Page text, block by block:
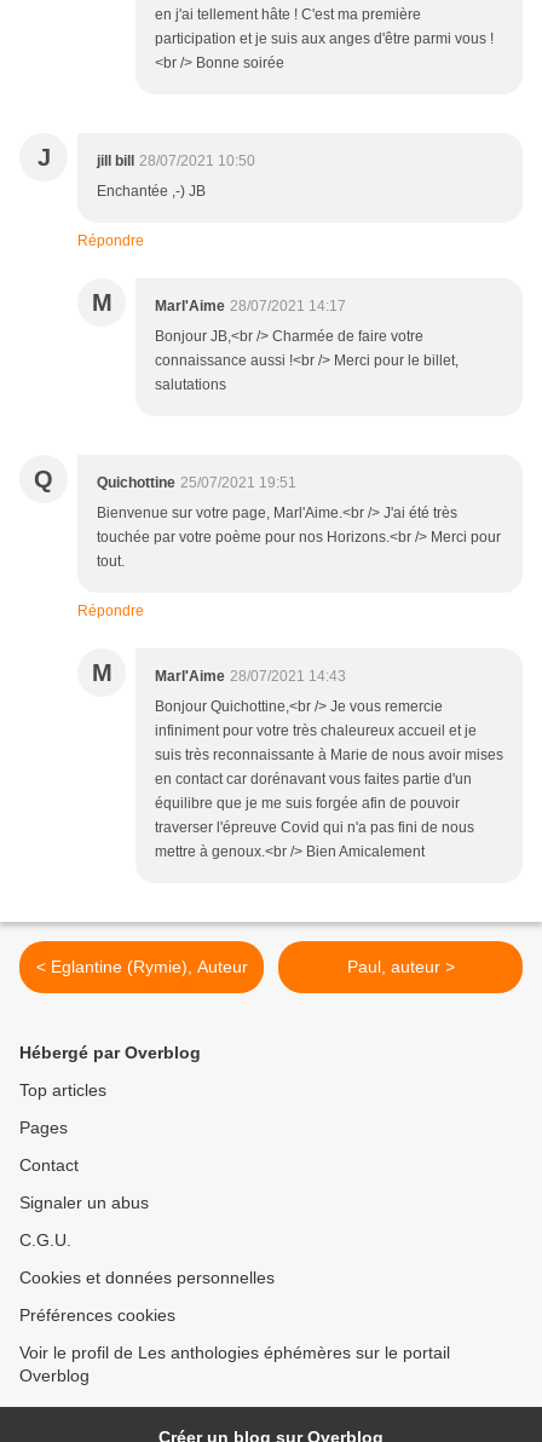
en j'ai tellement hâte ! C'est ma première
participation et je suis aux anges d'être parmi vous !
<br /> Bonne soirée
J jill bill
28/07/2021 10:50
Enchantée ,-) JB
Répondre
M Marl'Aime 28/07/2021 14:17
Bonjour JB,<br /> Charmée de faire votre
connaissance aussi !<br /> Merci pour le billet,
salutations
Q Quichottine 25/07/2021 19:51
Bienvenue sur votre page, Marl'Aime.<br /> J'ai été très
touchée par votre poème pour nos Horizons.<br /> Merci pour
tout.
Répondre
M Marl'Aime 28/07/2021 14:43
Bonjour Quichottine,<br /> Je vous remercie
infiniment pour votre très chaleureux accueil et je
suis très reconnaissante à Marie de nous avoir mises
en contact car dorénavant vous faites partie d'un
équilibre que je me suis forgée afin de pouvoir
traverser l'épreuve Covid qui n'a pas fini de nous
mettre à genoux.<br /> Bien Amicalement
< Eglantine (Rymie), Auteur Paul, auteur >
Hébergé par Overblog
Top articles
Pages
Contact
Signaler un abus
C.G.U.
Cookies et données personnelles
Préférences cookies
Voir le profil de Les anthologies éphémères sur le portail
Overblog
Créer un blog sur Overblog